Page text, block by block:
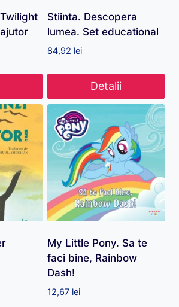
Stiinta. Descopera
lumea. Set educational
84,92 lei
Detalii
My Little Pony. Sa te
faci bine, Rainbow
Dash!
12,67 lei